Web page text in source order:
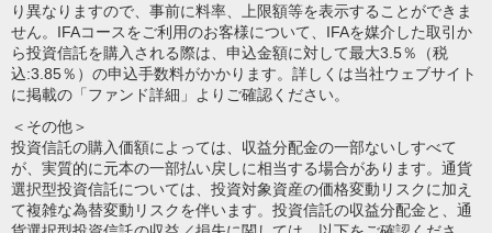
り異なりますので、事前に料率、上限額等を表示することができま
せん。IFAコースをご利用のお客様について、IFAを媒介した取引か
ら投資信託を購入される際は、申込金額に対して最大3.5％（税
込:3.85％）の申込手数料がかかります。詳しくは当社ウェブサイト
に掲載の「ファンド詳細」よりご確認ください。
＜その他＞
投資信託の購入価額によっては、収益分配金の一部ないしすべて
が、実質的に元本の一部払い戻しに相当する場合があります。通貨
選択型投資信託については、投資対象資産の価格変動リスクに加え
て複雑な為替変動リスクを伴います。投資信託の収益分配金と、通